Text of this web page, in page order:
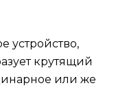
устройство,
крутящий
или же